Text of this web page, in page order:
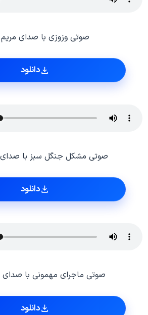
صوتی وزوزی با صدای مریم
دانلود
صوتی مشکل جنگل سبز با صدای
دانلود
صوتی ماجرای مهمونی با صدای
دانلود